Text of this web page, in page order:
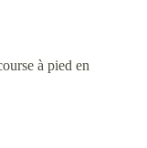
à pied en